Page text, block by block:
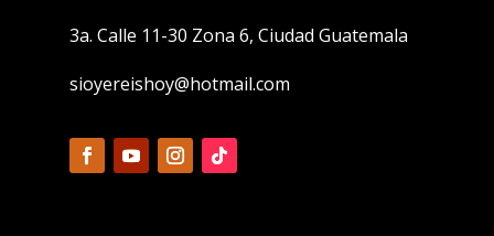
3a. Calle 11-30 Zona 6, Ciudad Guatemala
sioyereishoy@hotmail.com